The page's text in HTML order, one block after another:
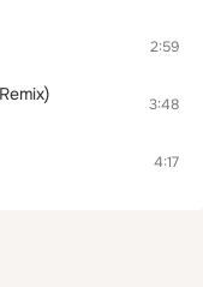
2:59
3:48
4:17